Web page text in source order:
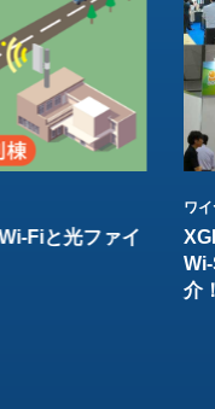
Fiと光ファイ
ワ
介